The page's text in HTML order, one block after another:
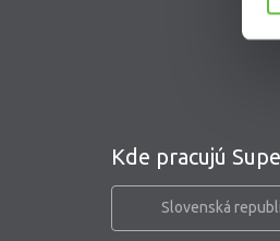
Kde pracujú
Slovenská